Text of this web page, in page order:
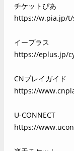
チケットぴあ
https://w.pia.jp/
イープラス
https://eplus.jp/
CNプレイガイド
https://
U-CONNECT
https://